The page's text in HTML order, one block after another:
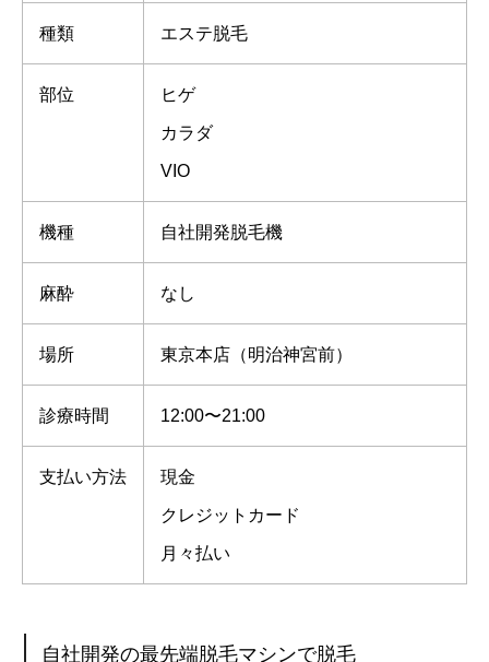
種類 エステ脱毛
部位 ヒゲ
カラダ
VIO
機種 自社開発脱毛機
麻酔 なし
場所 東京本店（明治神宮前）
診療時間 12:00〜21:00
支払い方法 現金
クレジットカード
月々払い
自社開発の最先端脱毛マシンで脱毛